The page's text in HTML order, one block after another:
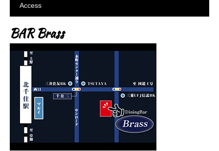
Access
BAR Brass